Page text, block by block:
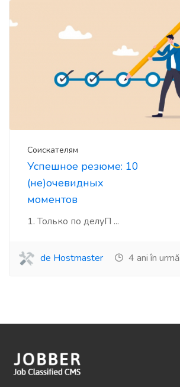
Соискателям
Успешное резюме: 10
(не)очевидных
моментов
1. Только по делуП ...
de Hostmaster 4 ani în urmă